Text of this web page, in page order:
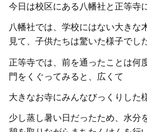
今日は校区にある八幡社と正等寺
八幡社では、学校にはない大きな
見て、子供たちは驚いた様子でし
正等寺では、前を通ったことは何
門をくぐってみると、広くて
大きなお寺にみんなびっくりした
少し蒸し暑い日だったため、水分